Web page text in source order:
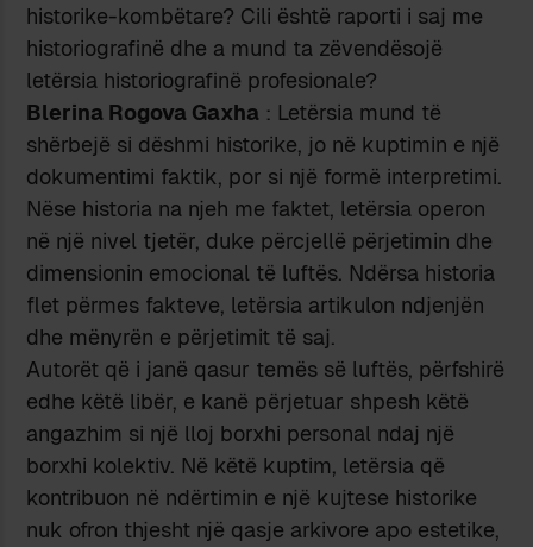
historike-kombëtare? Cili është raporti i saj me
historiografinë dhe a mund ta zëvendësojë
letërsia historiografinë profesionale?
Blerina Rogova Gaxha : Letërsia mund të
shërbejë si dëshmi historike, jo në kuptimin e një
dokumentimi faktik, por si një formë interpretimi.
Nëse historia na njeh me faktet, letërsia operon
në një nivel tjetër, duke përcjellë përjetimin dhe
dimensionin emocional të luftës. Ndërsa historia
flet përmes fakteve, letërsia artikulon ndjenjën
dhe mënyrën e përjetimit të saj.
Autorët që i janë qasur temës së luftës, përfshirë
edhe këtë libër, e kanë përjetuar shpesh këtë
angazhim si një lloj borxhi personal ndaj një
borxhi kolektiv. Në këtë kuptim, letërsia që
kontribuon në ndërtimin e një kujtese historike
nuk ofron thjesht një qasje arkivore apo estetike,